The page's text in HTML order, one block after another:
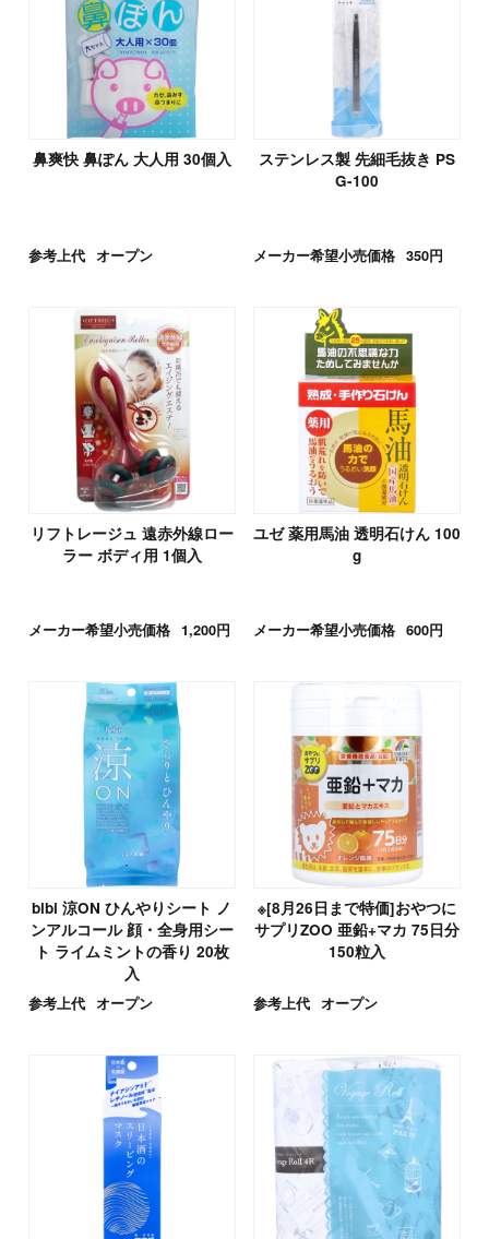
鼻爽快 鼻ぽん 大人用 30個入
参考上代 オープン
ステンレス製 先細毛抜き PS
G-100
メーカー希望小売価格 350円
リフトレージュ 遠赤外線ロー
ラー ボディ用 1個入
メーカー希望小売価格 1,200円
ユゼ 薬用馬油 透明石けん 100
g
メーカー希望小売価格 600円
bibi 涼ON ひんやりシート ノ
ンアルコール 顔・全身用シー
ト ライムミントの香り 20枚
入
参考上代 オープン
※[8月26日まで特価]おやつに
サプリZOO 亜鉛+マカ 75日分
150粒入
参考上代 オープン